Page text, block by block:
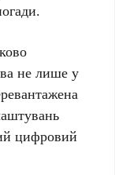
не лише у
цифровий